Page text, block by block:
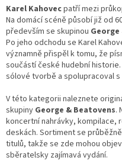
Karel Kahovecpatří mezi
Na domácí scéně působí již od
především se skupinou
Po jeho odchodu se Karel
významně přispěl k tomu, že
součástí české hudební
sólové tvorbě a spolupracoval
V této kategorii naleznete
skupiny George & Beatovens.
koncertní nahrávky, kompilace,
deskách. Sortiment se
titulů, takže se zde mohou
sběratelsky zajímavá vydání.